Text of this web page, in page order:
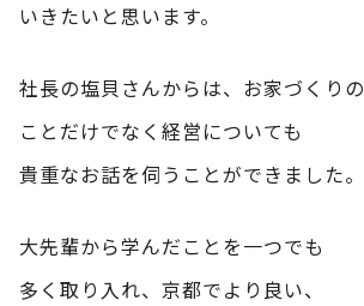
いきたいと思います。
社長の塩貝さんからは、お家づくりの
ことだけでなく経営についても
貴重なお話を伺うことができました。
大先輩から学んだことを一つでも
多く取り入れ、京都でより良い、